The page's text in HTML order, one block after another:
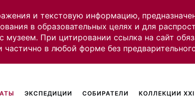
и текстовую информацию,
в образовательных целях и для
музеем. При цитировании ссылка на сайт
в любой форме без
ЭКСПЕДИЦИИ СОБИРАТЕЛИ КОЛЛЕКЦИИ